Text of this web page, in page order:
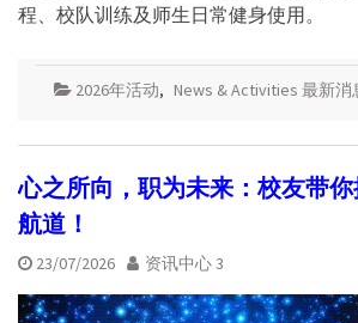
程、校队训练及师生日常健身使用。
2026年活动, News & Activities 最新消
心之所向，职为未来：校友带
航道！
23/07/2026 资讯中心 3